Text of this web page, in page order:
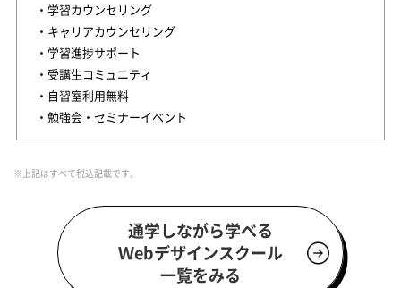
・学習カウンセリング
・キャリアカウンセリング
・学習進捗サポート
・受講生コミュニティ
・自習室利用無料
・勉強会・セミナーイベント
※上記はすべて税込記載です。
通学しながら学べる
Ｗebデザインスクール
一覧をみる